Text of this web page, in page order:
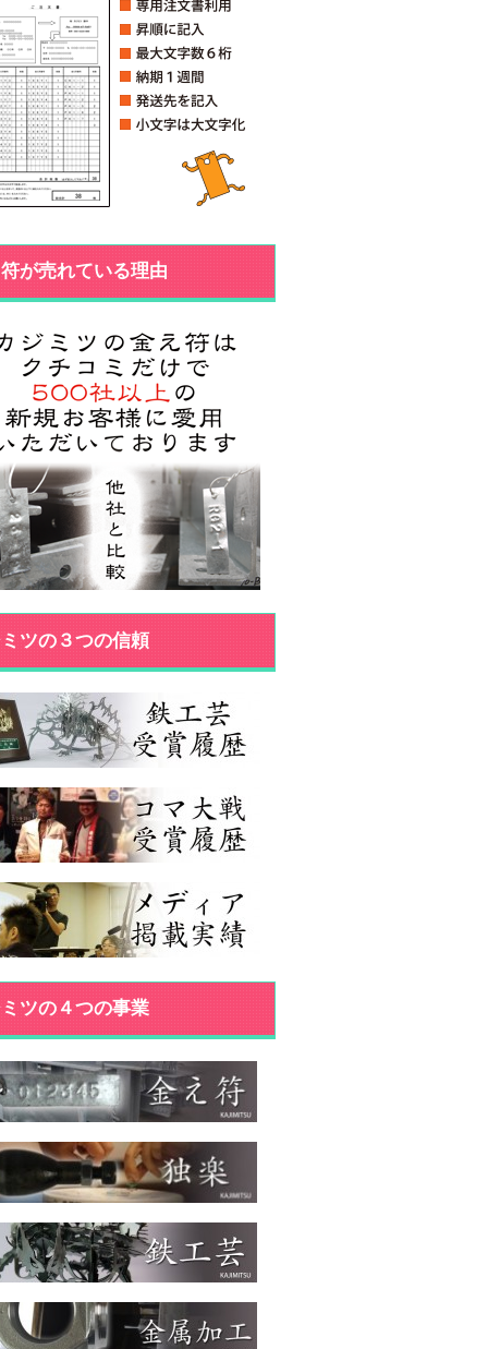
が売れている理由
ツの３つの信頼
ツの４つの事業